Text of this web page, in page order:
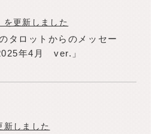
を更新しました
タロットからのメッセー
年4月 ver.」
新しました